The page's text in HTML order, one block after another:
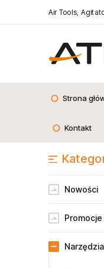
Air Tools,
Strona
Kontakt
Nowości
Promocje